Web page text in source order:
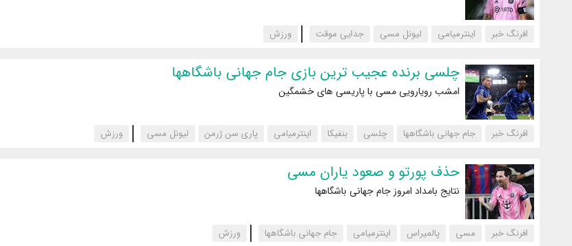
افرنگ خبر اینترمیامی لیونل مسی جدایی موقت ‌ورزش
چلسی برنده عجیب ترین بازی جام جهانی باشگاهها
امشب رویارویی مسی با پاریسی های خشمگین
افرنگ خبر جام جهانی باشگاهها چلسی بنفیکا اینترمیامی پاری سن ژرمن لیونل مسی ‌ورزش
حذف پورتو و صعود یاران مسی
نتایج بامداد امروز جام جهانی باشگاهها
افرنگ خبر مسی پالمیراس اینترمیامی جام جهانی باشگاهها ‌ورزش